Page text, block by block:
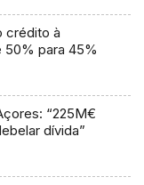
crédito à
50% para 45%
“225M€
dívida”